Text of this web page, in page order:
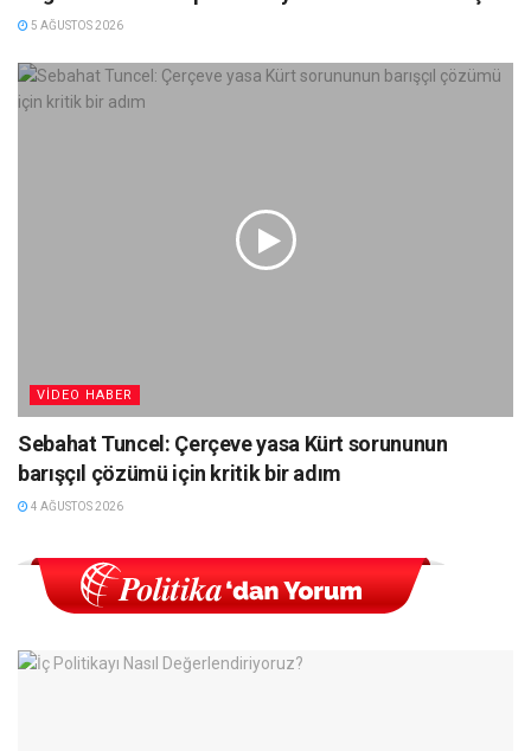
5 AĞUSTOS 2026
VIDEO HABER
Sebahat Tuncel: Çerçeve yasa Kürt sorununun
barışçıl çözümü için kritik bir adım
4 AĞUSTOS 2026